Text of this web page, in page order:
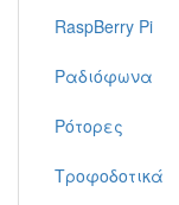
RaspBerry Pi
Ραδιόφωνα
Ρότορες
Τροφοδοτικά